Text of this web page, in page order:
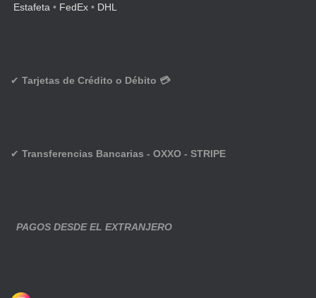
Estafeta • FedEx • DHL
✔ Tarjetas de Crédito o Débito 💳
✔ Transferencias Bancarias - OXXO - STRIPE
PAGOS DESDE EL EXTRANJERO